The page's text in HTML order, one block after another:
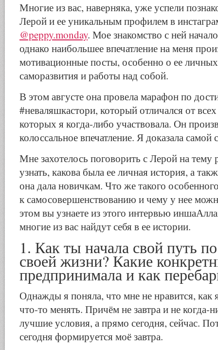
Многие из вас, наверняка, уже успели
Лерой и ее уникальным профилем в
@peppy.monday. Мое знакомство с ней
однако наибольшее впечатление на меня
мотивационные посты, особенно о ее
саморазвития и работы над собой.
В этом августе она провела марафон по
#неваляшкастори, который отличался от
которых я когда-либо участвовала. Он
колоссальное впечатление. Я доказала
Мне захотелось поговорить с Лерой на тему
узнать, какова была ее личная история, а
она дала новичкам. Что же такого
к самосовершенствованию и чему у нее
этом вы узнаете из этого интервью
многие из вас найдут себя в ее истории.
1. Как ты начала свой путь
своей жизни? Какие
предпринимала и как
Однажды я поняла, что мне не нравится, как
что-то менять. Причём не завтра и не когда-
лучшие условия, а прямо сегодня, сейчас.
сегодня формируется моё завтра.